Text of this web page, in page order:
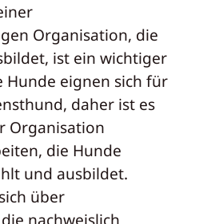
Organisation, die
ist ein wichtiger
Hunde eignen sich für
daher ist es
Organisation
die Hunde
und ausbildet.
über
nachweislich